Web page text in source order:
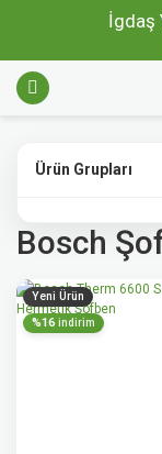
İgdaş
Ürün Grupları
Bosch
Yeni Ürün
%16 indirim